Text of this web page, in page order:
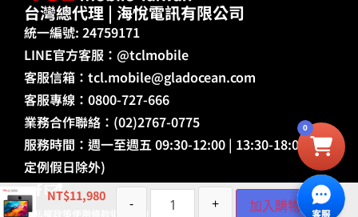
NT$11,980 - + 加入購物車
台灣總代理 | 海悅電訊有限公司
統一編號: 24759171
LINE官方客服：@tclmobile
客服信箱： tcl.mobile@gladocean.com
客服專線：0800-727-666
業務合作聯絡：(02)2767-0775
服務時間：週一至週五 09:30-12:00 | 13:30-18:00 (國
定例假日除外)
隱私權政策
0